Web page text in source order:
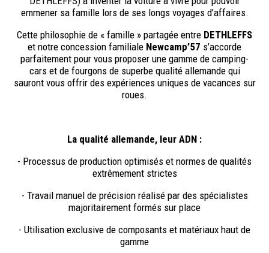
emmener sa famille lors de ses longs voyages d’affaires.
Cette philosophie de « famille » partagée entre DETHLEFFS
et notre concession familiale Newcamp’57 s’accorde
parfaitement pour vous proposer une gamme de camping-
cars et de fourgons de superbe qualité allemande qui
sauront vous offrir des expériences uniques de vacances sur
roues.
La qualité allemande, leur ADN :
- Processus de production optimisés et normes de qualités
extrêmement strictes
- Travail manuel de précision réalisé par des spécialistes
majoritairement formés sur place
- Utilisation exclusive de composants et matériaux haut de
gamme